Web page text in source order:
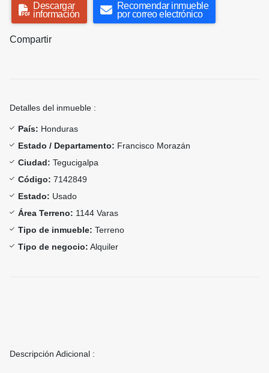
Descargar
información
Recomendar inmueble
por correo electrónico
Compartir
Detalles del inmueble :
País: Honduras
Estado / Departamento: Francisco Morazán
Ciudad: Tegucigalpa
Código: 7142849
Estado: Usado
Área Terreno: 1144 Varas
Tipo de inmueble: Terreno
Tipo de negocio: Alquiler
Descripción Adicional :